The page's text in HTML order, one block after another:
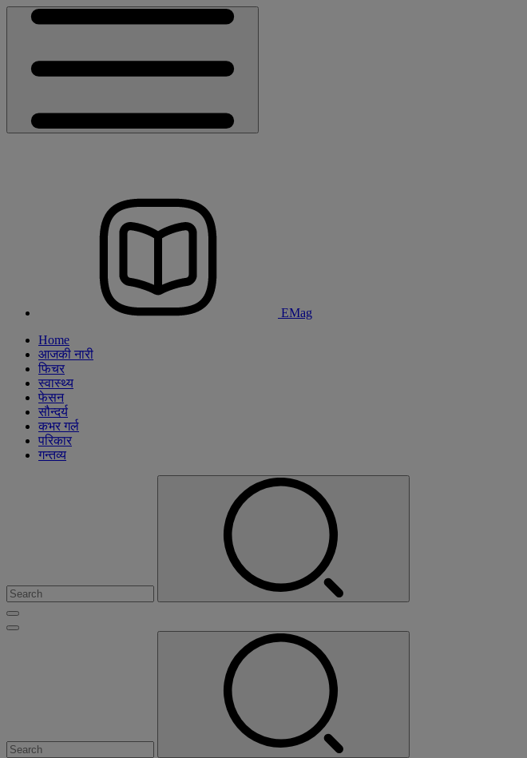
EMag
Home
आजकी नारी
फिचर
स्वास्थ्य
फेसन
सौन्दर्य
कभर गर्ल
परिकार
गन्तव्य